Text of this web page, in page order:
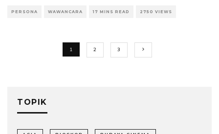
PERSONA WAWANCARA 17 MINS READ 2750 VIEWS
1 2 3
TOPIK